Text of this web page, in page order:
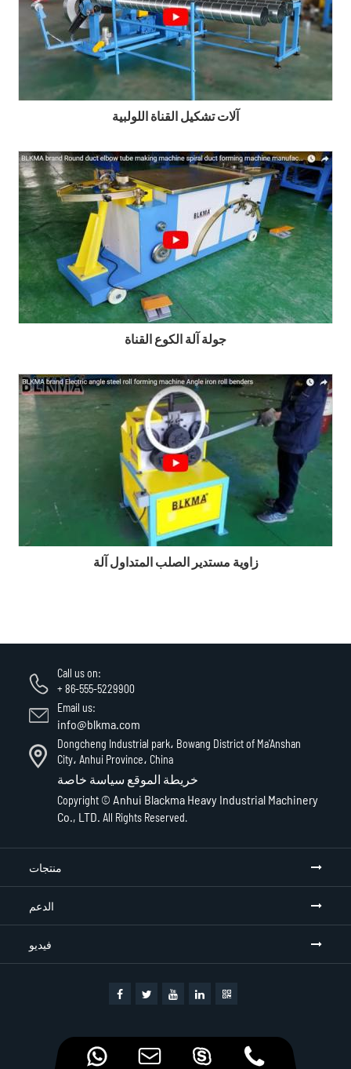
آلات تشكيل القناة اللولبية
جولة آلة الكوع القناة
زاوية مستدير الصلب المتداول آلة
Call us on:
+ 86-555-5229900
Email us:
info@blkma.com
Dongcheng Industrial park، Bowang District of Ma'Anshan
City، Anhui Province، China
خريطة الموقع سياسة خاصة
Copyright © Anhui Blackma Heavy Industrial Machinery
Co., LTD. All Rights Reserved.
منتجات
الدعم
فيديو
   